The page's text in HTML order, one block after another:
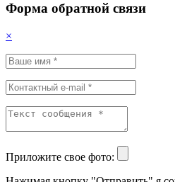
Форма обратной связи
×
Приложите свое фото: